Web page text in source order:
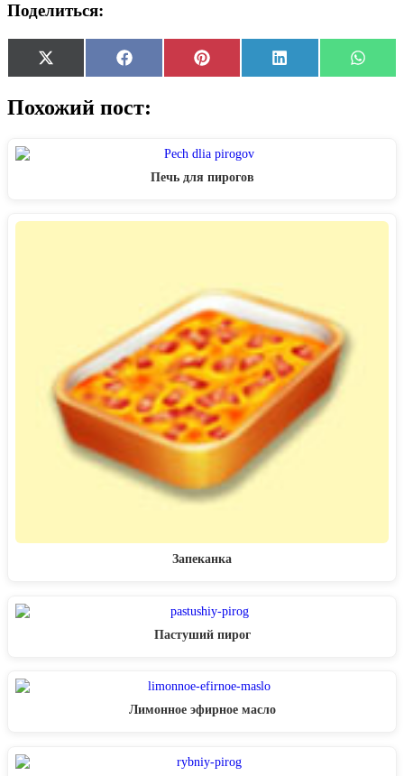
Поделиться:
Share
on
X
(Twitter)
Share
on
Facebook
Share
on
Pinterest
Share
on
LinkedIn
Share
on
Похожий пост:
Печь для пирогов
Запеканка
Пастуший пирог
Лимонное эфирное масло